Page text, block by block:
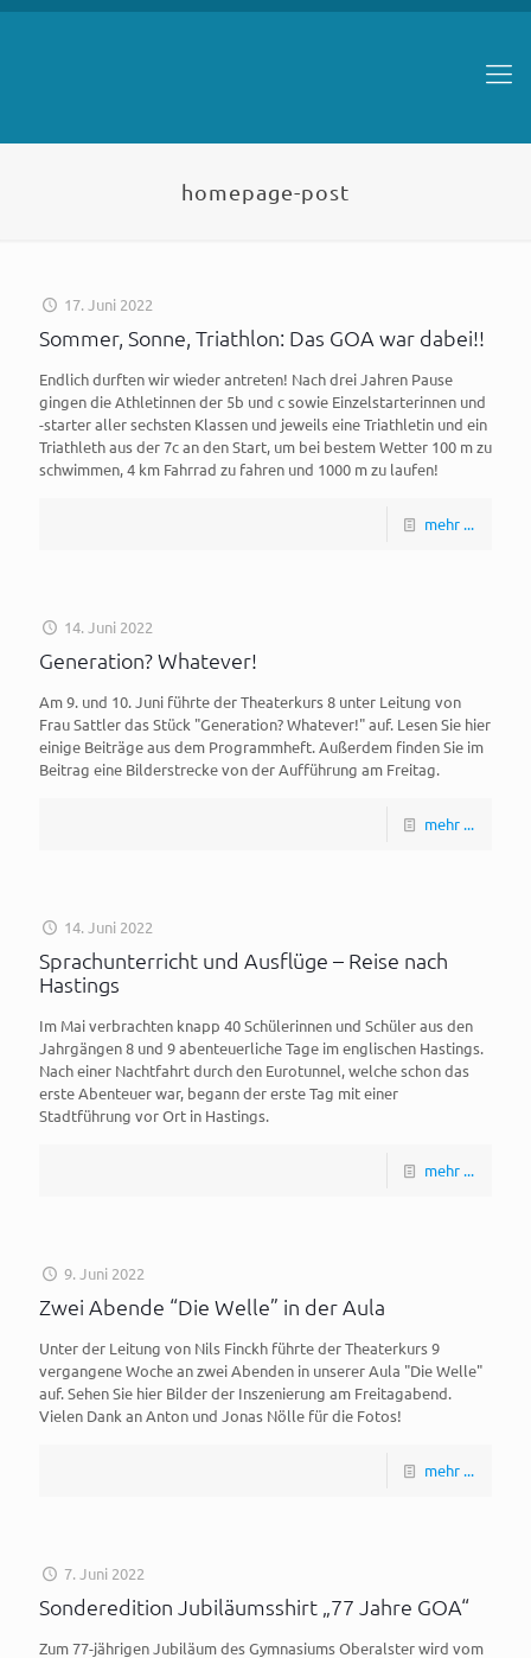
homepage-post
17. Juni 2022
Sommer, Sonne, Triathlon: Das GOA war dabei!!
Endlich durften wir wieder antreten! Nach drei Jahren Pause
gingen die Athletinnen der 5b und c sowie Einzelstarterinnen und
-starter aller sechsten Klassen und jeweils eine Triathletin und ein
Triathleth aus der 7c an den Start, um bei bestem Wetter 100 m zu
schwimmen, 4 km Fahrrad zu fahren und 1000 m zu laufen!
mehr ...
14. Juni 2022
Generation? Whatever!
Am 9. und 10. Juni führte der Theaterkurs 8 unter Leitung von
Frau Sattler das Stück "Generation? Whatever!" auf. Lesen Sie hier
einige Beiträge aus dem Programmheft. Außerdem finden Sie im
Beitrag eine Bilderstrecke von der Aufführung am Freitag.
mehr ...
14. Juni 2022
Sprachunterricht und Ausflüge – Reise nach
Hastings
Im Mai verbrachten knapp 40 Schülerinnen und Schüler aus den
Jahrgängen 8 und 9 abenteuerliche Tage im englischen Hastings.
Nach einer Nachtfahrt durch den Eurotunnel, welche schon das
erste Abenteuer war, begann der erste Tag mit einer
Stadtführung vor Ort in Hastings.
mehr ...
9. Juni 2022
Zwei Abende “Die Welle” in der Aula
Unter der Leitung von Nils Finckh führte der Theaterkurs 9
vergangene Woche an zwei Abenden in unserer Aula "Die Welle"
auf. Sehen Sie hier Bilder der Inszenierung am Freitagabend.
Vielen Dank an Anton und Jonas Nölle für die Fotos!
mehr ...
7. Juni 2022
Sonderedition Jubiläumsshirt „77 Jahre GOA“
Zum 77-jährigen Jubiläum des Gymnasiums Oberalster wird vom